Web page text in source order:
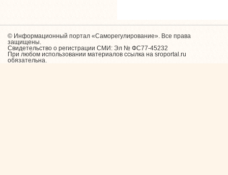
© Информационный портал «Саморегулирование». Все права
защищены.
Свидетельство о регистрации СМИ: Эл № ФС77-45232
При любом использовании материалов ссылка на sroportal.ru
обязательна.